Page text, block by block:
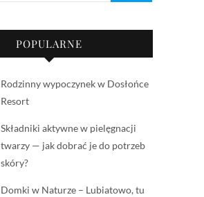
POPULARNE
Rodzinny wypoczynek w Dosłońce
Resort
Składniki aktywne w pielęgnacji
twarzy — jak dobrać je do potrzeb
skóry?
Domki w Naturze – Lubiatowo, tu